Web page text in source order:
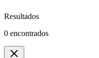
Resultados
0 encontrados